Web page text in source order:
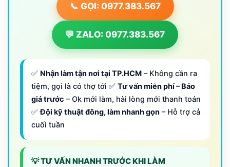
📞 GỌI: 0977.383.567
💬 ZALO: 0977.383.567
✅ Nhận làm tận nơi tại TP.HCM – Không cần ra
tiệm, gọi là có thợ tới ✅ Tư vấn miễn phí – Báo
giá trước – Ok mới làm, hài lòng mới thanh toán
✅Đội kỹ thuật đông, làm nhanh gọn – Hỗ trợ cả
cuối tuần
💡 TƯ VẤN NHANH TRƯỚC KHI LÀM